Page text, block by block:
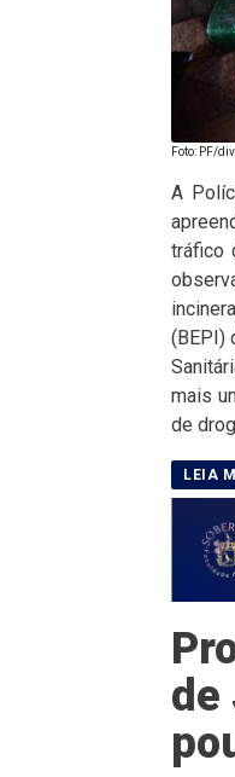
Foto: PF/
A
tráfico
(BEPI)
mais
de
de